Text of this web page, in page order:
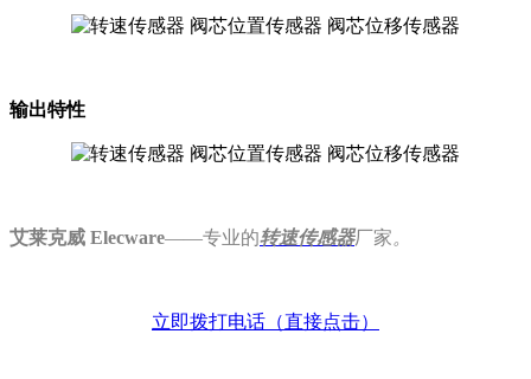
输出特性
艾莱克威 Elecware——专业的转速传感器厂家。
立即拨打电话（直接点击）